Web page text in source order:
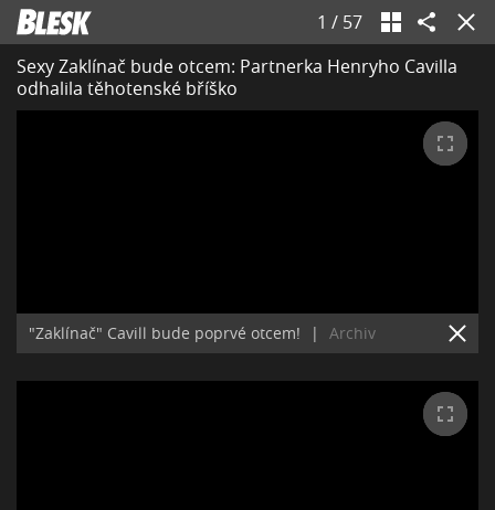
1 / 57
Sexy Zaklínač bude otcem: Partnerka Henryho Cavilla
odhalila těhotenské bříško
"Zaklínač" Cavill bude poprvé otcem! | Archiv